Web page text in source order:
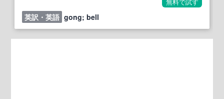
無料で試す
英訳・英語 gong; bell